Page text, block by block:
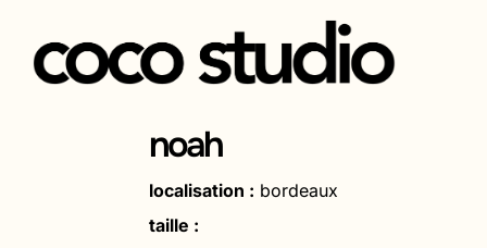
Aller
noah
localisation : bordeaux
taille :